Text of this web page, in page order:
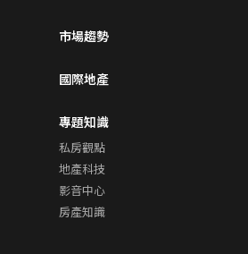
市場趨勢
國際地產
專題知識
私房觀點
地產科技
影音中心
房產知識